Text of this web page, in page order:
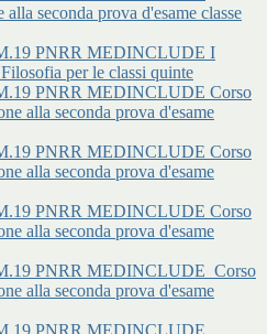
alla seconda prova d'esame classe
PNRR MEDINCLUDE I
per le classi quinte
PNRR MEDINCLUDE Corso
alla seconda prova d'esame
PNRR MEDINCLUDE Corso
alla seconda prova d'esame
PNRR MEDINCLUDE Corso
alla seconda prova d'esame
PNRR MEDINCLUDE_Corso
alla seconda prova d'esame